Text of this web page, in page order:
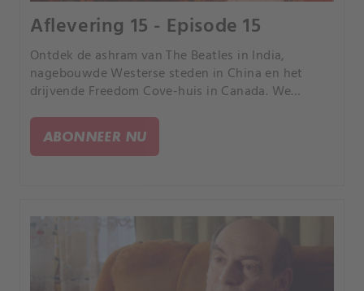
Aflevering 15 - Episode 15
Ontdek de ashram van The Beatles in India,
nagebouwde Westerse steden in China en het
drijvende Freedom Cove-huis in Canada. We
een Braziliaans park met slechts één boom en een
glasfabriek in Israël.
ABONNEER NU